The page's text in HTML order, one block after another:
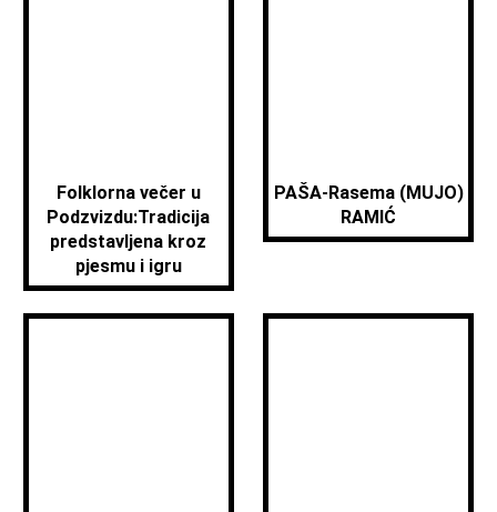
Folklorna večer u
Podzvizdu:Tradicija
predstavljena kroz
pjesmu i igru
PAŠA-Rasema (MUJO)
RAMIĆ